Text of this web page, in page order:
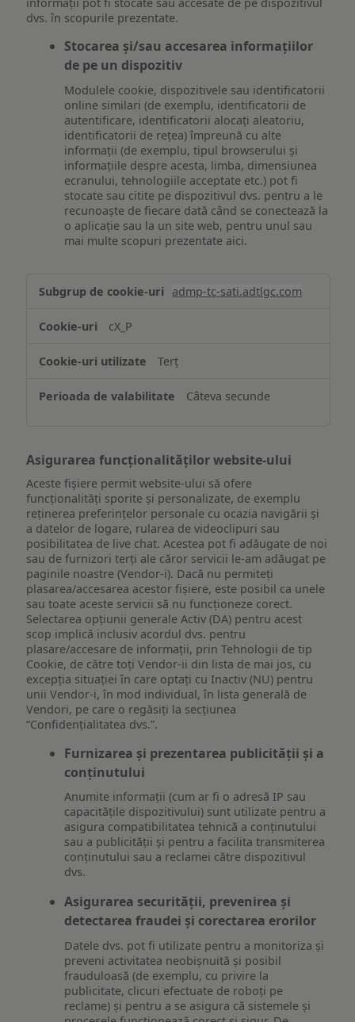
dvs. în scopurile prezentate.
Stocarea și/sau accesarea informațiilor
de pe un dispozitiv
Modulele cookie, dispozitivele sau identificatorii
online similari (de exemplu, identificatorii de
autentificare, identificatorii alocați aleatoriu,
identificatorii de rețea) împreună cu alte
informații (de exemplu, tipul browserului și
informațiile despre acesta, limba, dimensiunea
ecranului, tehnologiile acceptate etc.) pot fi
stocate sau citite pe dispozitivul dvs. pentru a le
recunoaște de fiecare dată când se conectează la
o aplicație sau la un site web, pentru unul sau
mai multe scopuri prezentate aici.
și/sau
informațiilor
pe
dispozitiv
admp-tc-sati.adtlgc.com
cX_P
Terț
Câteva secunde
Asigurarea funcționalităților website-ului
Aceste fișiere permit website-ului să ofere
funcționalități sporite și personalizate, de exemplu
reţinerea preferinţelor personale cu ocazia navigării și
a datelor de logare, rularea de videoclipuri sau
posibilitatea de live chat. Acestea pot fi adăugate de noi
sau de furnizori terți ale căror servicii le-am adăugat pe
paginile noastre (Vendor-i). Dacă nu permiteți
plasarea/accesarea acestor fișiere, este posibil ca unele
sau toate aceste servicii să nu funcționeze corect.
Selectarea opțiunii generale Activ (DA) pentru acest
scop implică inclusiv acordul dvs. pentru
plasare/accesare de informații, prin Tehnologii de tip
Cookie, de către toți Vendor-ii din lista de mai jos, cu
excepția situației în care optați cu Inactiv (NU) pentru
unii Vendor-i, în mod individual, în lista generală de
Vendori, pe care o regăsiți la secțiunea
“Confidențialitatea dvs.”.
Furnizarea și prezentarea publicității și a
conținutului
Anumite informații (cum ar fi o adresă IP sau
capacitățile dispozitivului) sunt utilizate pentru a
asigura compatibilitatea tehnică a conținutului
sau a publicității și pentru a facilita transmiterea
conținutului sau a reclamei către dispozitivul
dvs.
Asigurarea securității, prevenirea și
detectarea fraudei și corectarea erorilor
Datele dvs. pot fi utilizate pentru a monitoriza și
preveni activitatea neobișnuită și posibil
frauduloasă (de exemplu, cu privire la
publicitate, clicuri efectuate de roboți pe
reclame) și pentru a se asigura că sistemele și